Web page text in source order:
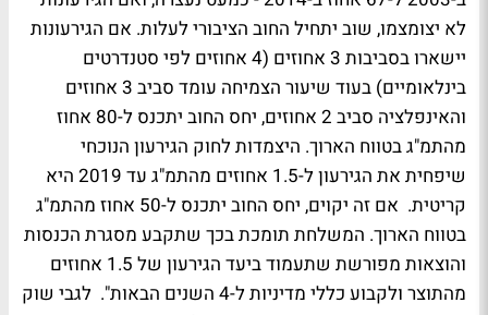
לא יצומצמו, שוב יתחיל החוב הציבורי לעלות. אם הגירעונות
יישארו בסביבות 3 אחוזים (4 אחוזים לפי סטנדרטים
בינלאומיים) בעוד שיעור הצמיחה עומד סביב 3 אחוזים
והאינפלציה סביב 2 אחוזים, יחס החוב יתכנס ל-80 אחוז
מהתמ"ג בטווח הארוך. היצמדות לחוק הגירעון הנוכחי
שיפחית את הגירעון ל-1.5 אחוזים מהתמ"ג עד 2019 היא
קריטית. אם זה יקוים, יחס החוב יתכנס ל-50 אחוז מהתמ"ג
בטווח הארוך. המשלחת תומכת בכך שתקבע מסגרת הכנסות
והוצאות מפורשת שתעמוד ביעד הגירעון של 1.5 אחוזים
מהתוצר ולקבוע כללי מדיניות ל-4 השנים הבאות". לגבי שוק